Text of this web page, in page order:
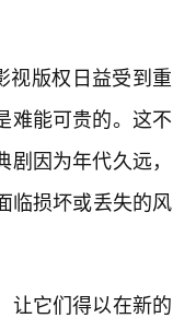
视版权日益受到重
难能可贵的。这不
因为年代久远，
临损坏或丢失的风
让它们得以在新的